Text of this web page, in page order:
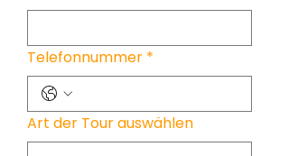
Telefonnummer *
Art der Tour auswählen